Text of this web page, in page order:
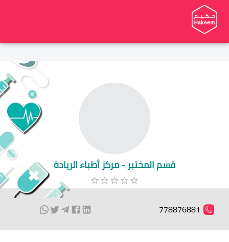
قسم المختبر - مركز أطباء الريادة
778876881